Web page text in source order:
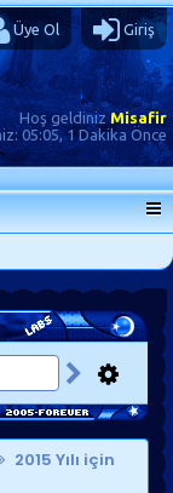
Üye Ol Giriş
Hoş geldinizMisafir
05:05, 1 Dakika Önce
2015 Yılı için